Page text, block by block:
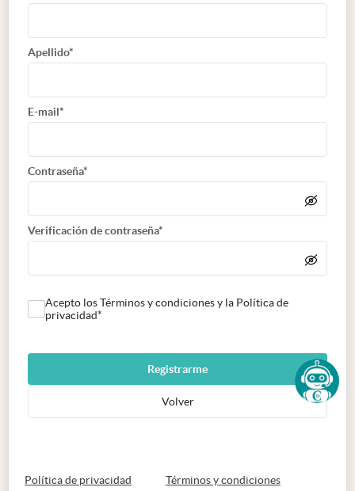
Apellido*
E-mail*
Contraseña*
Verificación de contraseña*
Acepto los Términos y condiciones y la Política de
privacidad*
Registrarme
Volver
Política de privacidad abre en nueva pestaña
Términos y condicionesabre en nueva